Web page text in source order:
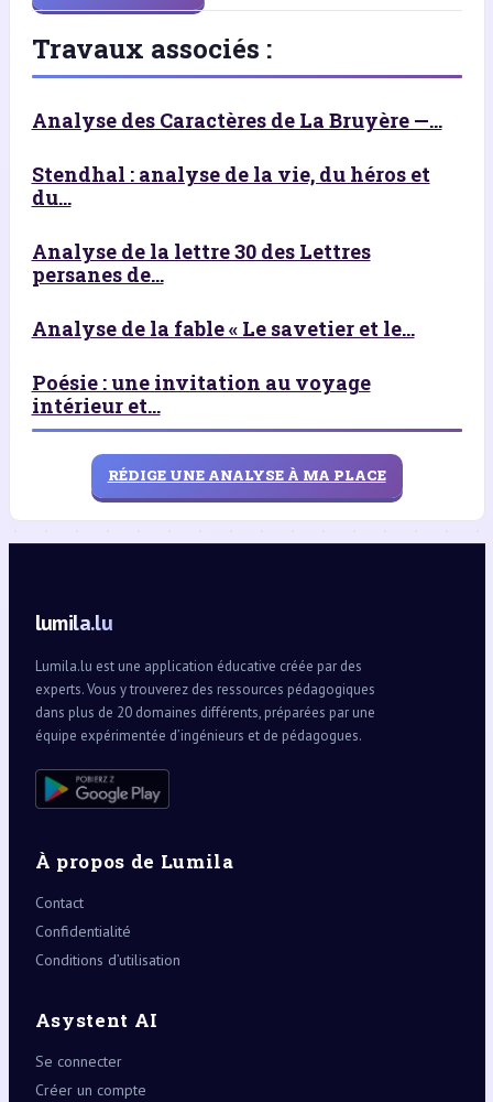
Travaux associés :
Analyse des Caractères de La Bruyère —...
Stendhal : analyse de la vie, du héros et
du...
Analyse de la lettre 30 des Lettres
persanes de...
Analyse de la fable « Le savetier et le...
Poésie : une invitation au voyage
intérieur et...
RÉDIGE UNE ANALYSE À MA PLACE
lumila.lu
Lumila.lu est une application éducative créée par des
experts. Vous y trouverez des ressources pédagogiques
dans plus de 20 domaines différents, préparées par une
équipe expérimentée d’ingénieurs et de pédagogues.
À propos de Lumila
Contact
Confidentialité
Conditions d’utilisation
Asystent AI
Se connecter
Créer un compte